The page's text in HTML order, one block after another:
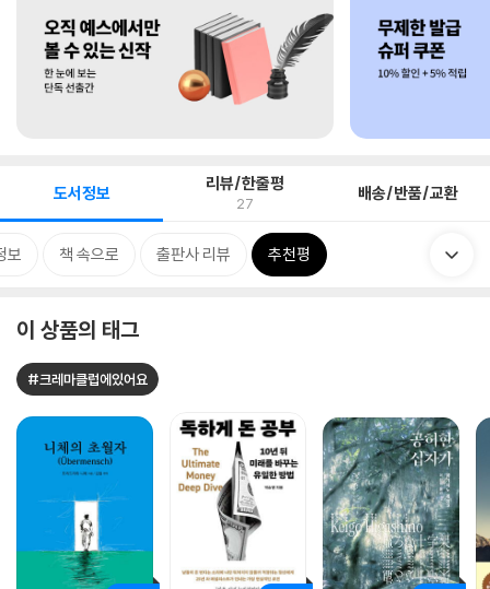
도서정보 리뷰/한줄평
27 배송/반품/교환
보 책 속으로 출판사 리뷰 추천평
이 상품의 태그
#크레마클럽에있어요